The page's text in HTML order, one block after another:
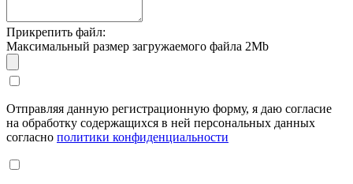
Прикрепить файл:
Максимальный размер загружаемого файла 2Mb
Отправляя данную регистрационную форму, я даю согласие
на обработку содержащихся в ней персональных данных
согласно политики конфиденциальности